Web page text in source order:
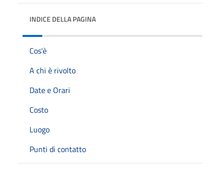
INDICE DELLA PAGINA
Cos'è
A chi è rivolto
Date e Orari
Costo
Luogo
Punti di contatto